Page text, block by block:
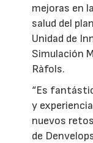
mejoras en
salud del
Unidad de
Simulación
Ràfols.
“Es
y
nuevos
de